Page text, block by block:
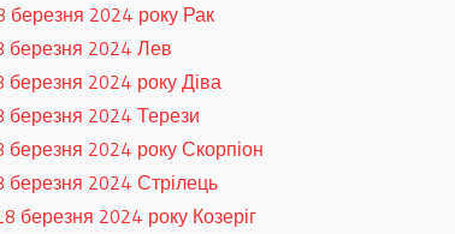
березня 2024 року Рак
березня 2024 Лев
березня 2024 року Діва
березня 2024 Терези
березня 2024 року Скорпіон
березня 2024 Стрілець
березня 2024 року Козеріг